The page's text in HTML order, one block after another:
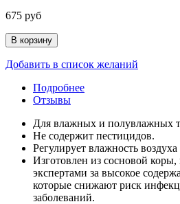
675 руб
В корзину
Добавить в список желаний
Подробнее
Отзывы
Для влажных и полувлажных
Не содержит пестицидов.
Регулирует влажность
Изготовлен из сосновой коры,
экспертами за высокое
которые снижают риск
заболеваний.